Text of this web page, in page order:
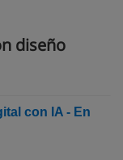
diseño
con IA - En